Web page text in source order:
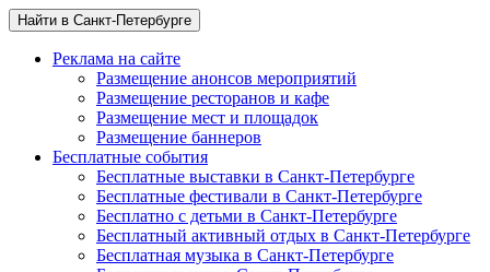
Найти в Санкт-Петербурге
Реклама на сайте
Размещение анонсов мероприятий
Размещение ресторанов и кафе
Размещение мест и площадок
Размещение баннеров
Бесплатные события
Бесплатные выставки в Санкт-Петербурге
Бесплатные фестивали в Санкт-Петербурге
Бесплатно с детьми в Санкт-Петербурге
Бесплатный активный отдых в Санкт-Петербурге
Бесплатная музыка в Санкт-Петербурге